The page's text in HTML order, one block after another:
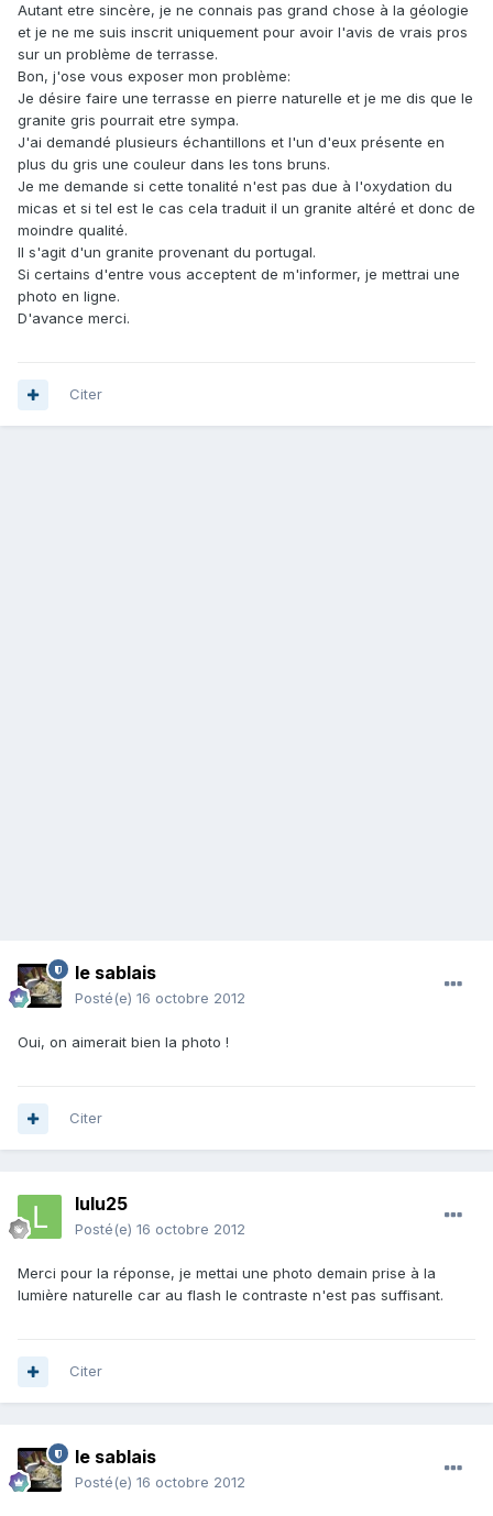
Autant etre sincère, je ne connais pas grand chose à la géologie
et je ne me suis inscrit uniquement pour avoir l'avis de vrais pros
sur un problème de terrasse.
Bon, j'ose vous exposer mon problème:
Je désire faire une terrasse en pierre naturelle et je me dis que le
granite gris pourrait etre sympa.
J'ai demandé plusieurs échantillons et l'un d'eux présente en
plus du gris une couleur dans les tons bruns.
Je me demande si cette tonalité n'est pas due à l'oxydation du
micas et si tel est le cas cela traduit il un granite altéré et donc de
moindre qualité.
Il s'agit d'un granite provenant du portugal.
Si certains d'entre vous acceptent de m'informer, je mettrai une
photo en ligne.
D'avance merci.
Citer
le sablais
Posté(e) 16 octobre 2012
Oui, on aimerait bien la photo !
Citer
lulu25
Posté(e) 16 octobre 2012
Merci pour la réponse, je mettai une photo demain prise à la
lumière naturelle car au flash le contraste n'est pas suffisant.
Citer
le sablais
Posté(e) 16 octobre 2012